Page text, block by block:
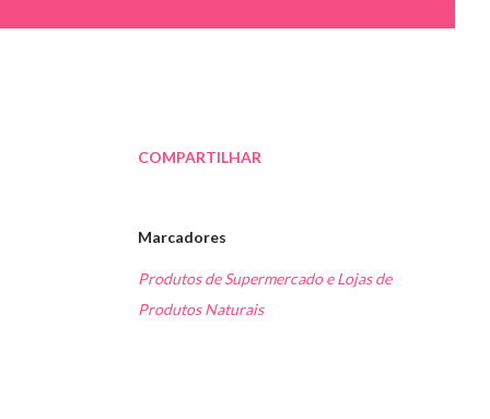
COMPARTILHAR
Marcadores
Produtos de Supermercado e Lojas de
Produtos Naturais